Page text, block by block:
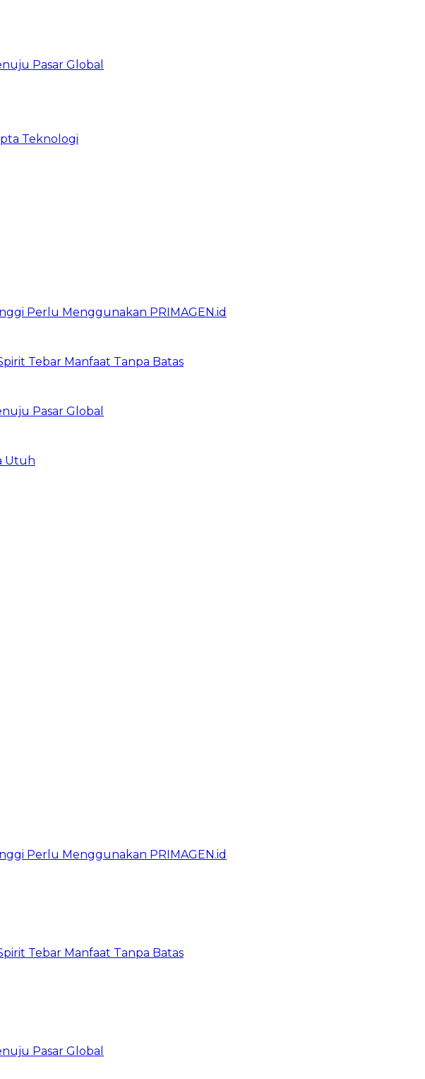
Pasar Global
Teknologi
Perlu Menggunakan PRIMAGEN.id
Tebar Manfaat Tanpa Batas
Pasar Global
Utuh
Perlu Menggunakan PRIMAGEN.id
Tebar Manfaat Tanpa Batas
Pasar Global